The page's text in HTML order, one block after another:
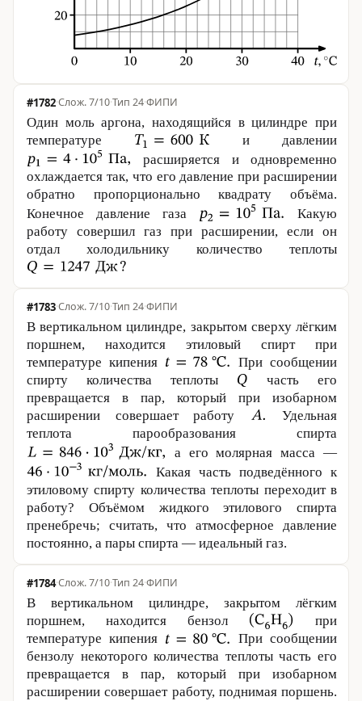
#1782· 7/10·Тип 24·ФИПИ
Один моль аргона, находящийся в цилиндре при
температуре
и давлении
расширяется и одновременно
охлаждается так, что его давление при расширении
обратно пропорционально квадрату объёма.
Конечное давление газа
Какую
работу совершил газ при расширении, если он
отдал холодильнику количество теплоты
#1783· 7/10·Тип 24·ФИПИ
В вертикальном цилиндре, закрытом сверху лёгким
поршнем, находится этиловый спирт при
температуре кипения
При сообщении
спирту количества теплоты
часть его
превращается в пар, который при изобарном
расширении совершает работу
Удельная
теплота парообразования спирта
а его молярная масса —
Какая часть подведённого к
этиловому спирту количества теплоты переходит в
работу? Объёмом жидкого этилового спирта
пренебречь; считать, что атмосферное давление
постоянно, а пары спирта — идеальный газ.
#1784· 7/10·Тип 24·ФИПИ
В вертикальном цилиндре, закрытом лёгким
поршнем, находится бензол
при
температуре кипения
При сообщении
бензолу некоторого количества теплоты часть его
превращается в пар, который при изобарном
расширении совершает работу, поднимая поршень.